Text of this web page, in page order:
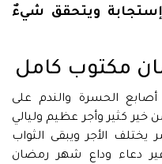
ويتحقق شيءٌ
مكتوب كامل
الحسرة والندم على
كثير وأجر عظيم وليالي
الأجر ويبقى الثواب
دعاء وداع شهر رمضان